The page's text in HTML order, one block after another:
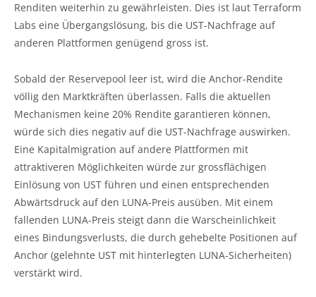
Renditen weiterhin zu gewährleisten. Dies ist laut Terraform
Labs eine Übergangslösung, bis die UST-Nachfrage auf
anderen Plattformen genügend gross ist.
Sobald der Reservepool leer ist, wird die Anchor-Rendite
völlig den Marktkräften überlassen. Falls die aktuellen
Mechanismen keine 20% Rendite garantieren können,
würde sich dies negativ auf die UST-Nachfrage auswirken.
Eine Kapitalmigration auf andere Plattformen mit
attraktiveren Möglichkeiten würde zur grossflächigen
Einlösung von UST führen und einen entsprechenden
Abwärtsdruck auf den LUNA-Preis ausüben. Mit einem
fallenden LUNA-Preis steigt dann die Warscheinlichkeit
eines Bindungsverlusts, die durch gehebelte Positionen auf
Anchor (gelehnte UST mit hinterlegten LUNA-Sicherheiten)
verstärkt wird.